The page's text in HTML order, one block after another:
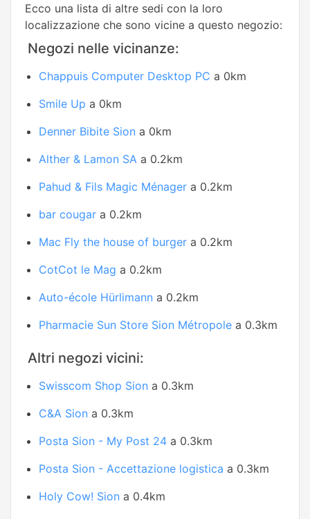
Ecco una lista di altre sedi con la loro
localizzazione che sono vicine a questo negozio:
Negozi nelle vicinanze:
Chappuis Computer Desktop PC a 0km
Smile Up a 0km
Denner Bibite Sion a 0km
Alther & Lamon SA a 0.2km
Pahud & Fils Magic Ménager a 0.2km
bar cougar a 0.2km
Mac Fly the house of burger a 0.2km
CotCot le Mag a 0.2km
Auto-école Hürlimann a 0.2km
Pharmacie Sun Store Sion Métropole a 0.3km
Altri negozi vicini:
Swisscom Shop Sion a 0.3km
C&A Sion a 0.3km
Posta Sion - My Post 24 a 0.3km
Posta Sion - Accettazione logistica a 0.3km
Holy Cow! Sion a 0.4km